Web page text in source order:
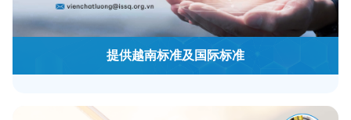
提供越南标准及国际标准